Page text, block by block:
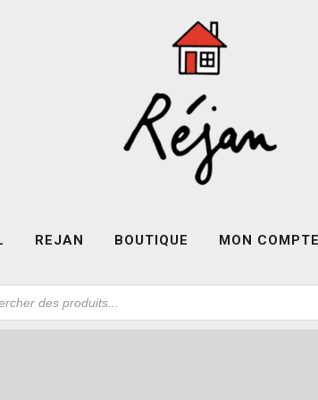
REJAN BOUTIQUE MON COMPTE